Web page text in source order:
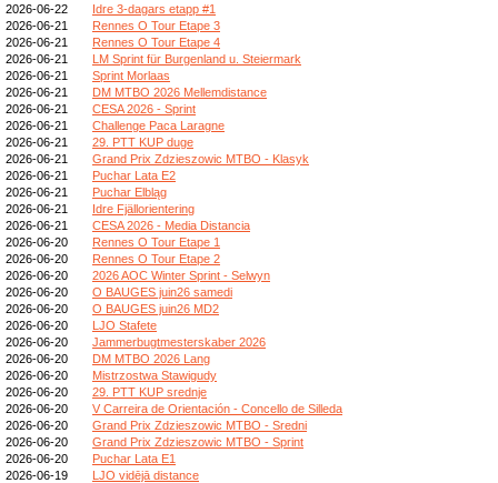
2026-06-22
Idre 3-dagars etapp #1
2026-06-21
Rennes O Tour Etape 3
2026-06-21
Rennes O Tour Etape 4
2026-06-21
LM Sprint für Burgenland u. Steiermark
2026-06-21
Sprint Morlaas
2026-06-21
DM MTBO 2026 Mellemdistance
2026-06-21
CESA 2026 - Sprint
2026-06-21
Challenge Paca Laragne
2026-06-21
29. PTT KUP duge
2026-06-21
Grand Prix Zdzieszowic MTBO - Klasyk
2026-06-21
Puchar Lata E2
2026-06-21
Puchar Elbląg
2026-06-21
Idre Fjällorientering
2026-06-21
CESA 2026 - Media Distancia
2026-06-20
Rennes O Tour Etape 1
2026-06-20
Rennes O Tour Etape 2
2026-06-20
2026 AOC Winter Sprint - Selwyn
2026-06-20
O BAUGES juin26 samedi
2026-06-20
O BAUGES juin26 MD2
2026-06-20
LJO Stafete
2026-06-20
Jammerbugtmesterskaber 2026
2026-06-20
DM MTBO 2026 Lang
2026-06-20
Mistrzostwa Stawigudy
2026-06-20
29. PTT KUP srednje
2026-06-20
V Carreira de Orientación - Concello de Silleda
2026-06-20
Grand Prix Zdzieszowic MTBO - Sredni
2026-06-20
Grand Prix Zdzieszowic MTBO - Sprint
2026-06-20
Puchar Lata E1
2026-06-19
LJO vidējā distance